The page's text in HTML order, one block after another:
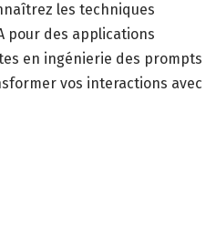
les techniques
pour des applications
en ingénierie des prompts
vos interactions avec